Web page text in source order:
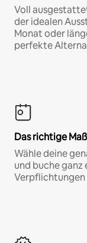
Voll
der idealen
Monat oder
perfekte
Das richtige
Wähle deine
und buche ganz
Verpflichtungen